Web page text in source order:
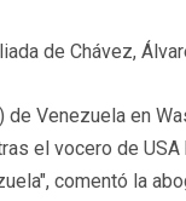
de Chávez,
Venezuela en
el vocero de
comentó la